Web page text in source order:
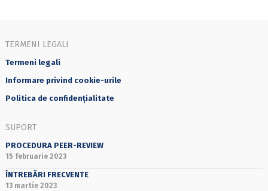
TERMENI LEGALI
Termeni legali
Informare privind cookie-urile
Politica de confidențialitate
SUPORT
PROCEDURA PEER-REVIEW
15 februarie 2023
ÎNTREBĂRI FRECVENTE
13 martie 2023